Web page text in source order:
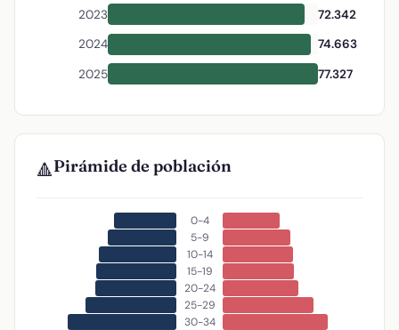
2023
72.342
2024
74.663
2025
77.327
🔺Pirámide de población
0-4
5-9
10-14
15-19
20-24
25-29
30-34